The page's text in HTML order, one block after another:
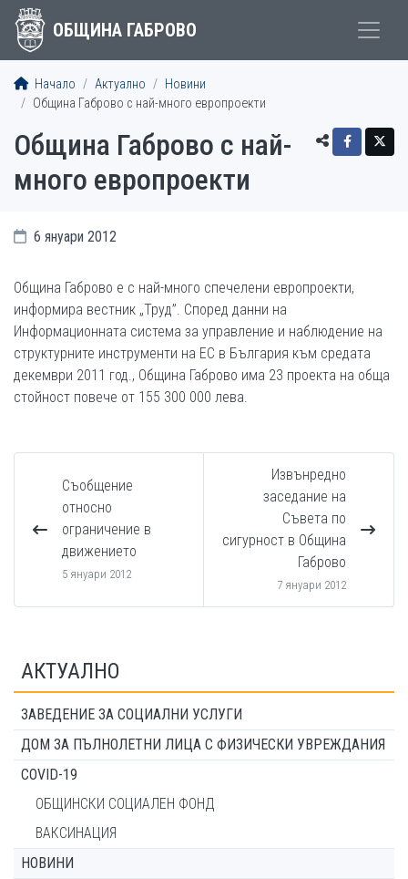
ОБЩИНА ГАБРОВО
Начало Актуално
Новини
Община Габрово с най-много европроекти
Община Габрово с най-
много европроекти
6 януари 2012
Община Габрово е с най-много спечелени европроекти,
информира вестник „Труд”. Според данни на
Информационната система за управление и наблюдение на
структурните инструменти на ЕС в България към средата
декември 2011 год., Община Габрово има 23 проекта на обща
стойност повече от 155 300 000 лева.
Съобщение
относно
ограничение в
движението
5 януари 2012
Извънредно
заседание на
Съвета по
сигурност в Община
Габрово
7 януари 2012
АКТУАЛНО
ЗАВЕДЕНИЕ ЗА СОЦИАЛНИ УСЛУГИ
ДОМ ЗА ПЪЛНОЛЕТНИ ЛИЦА С ФИЗИЧЕСКИ УВРЕЖДАНИЯ
COVID-19
ОБЩИНСКИ СОЦИАЛЕН ФОНД
ВАКСИНАЦИЯ
НОВИНИ